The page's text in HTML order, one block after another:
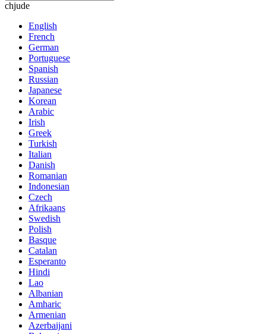
chjude
English
French
German
Portuguese
Spanish
Russian
Japanese
Korean
Arabic
Irish
Greek
Turkish
Italian
Danish
Romanian
Indonesian
Czech
Afrikaans
Swedish
Polish
Basque
Catalan
Esperanto
Hindi
Lao
Albanian
Amharic
Armenian
Azerbaijani